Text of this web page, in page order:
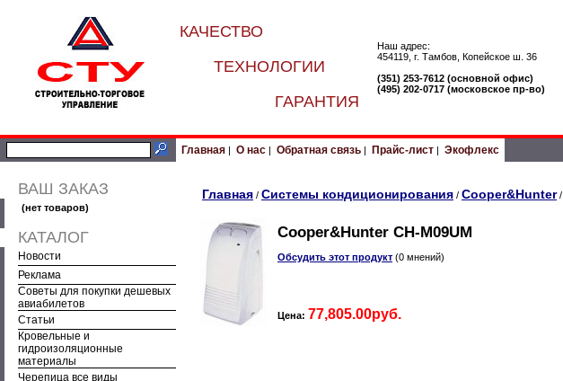
КАЧЕСТВО
ТЕХНОЛОГИИ
ГАРАНТИЯ
Наш адрес:
454119, г. Тамбов, Копейское ш. 36
(351) 253-7612 (основной офис)
(495) 202-0717 (московское пр-во)
Главная | О нас | Обратная связь | Прайс-лист | Экофлекс
ВАШ ЗАКАЗ
(нет товаров)
КАТАЛОГ
Новости
Реклама
Советы для покупки дешевых
авиабилетов
Статьи
Кровельные и
гидроизоляционные
материалы
Черепица все виды
Главная / Системы кондиционирования / Cooper&Hunter/
Cooper&Hunter CH-M09UM
Обсудить этот продукт (0 мнений)
Цена: 77,805.00руб.